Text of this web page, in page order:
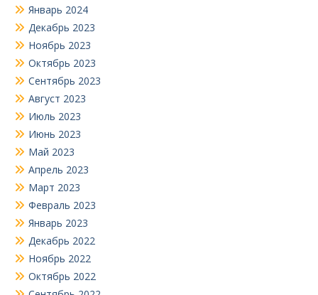
Январь 2024
Декабрь 2023
Ноябрь 2023
Октябрь 2023
Сентябрь 2023
Август 2023
Июль 2023
Июнь 2023
Май 2023
Апрель 2023
Март 2023
Февраль 2023
Январь 2023
Декабрь 2022
Ноябрь 2022
Октябрь 2022